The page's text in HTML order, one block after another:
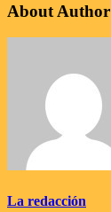
About Author
La redacción